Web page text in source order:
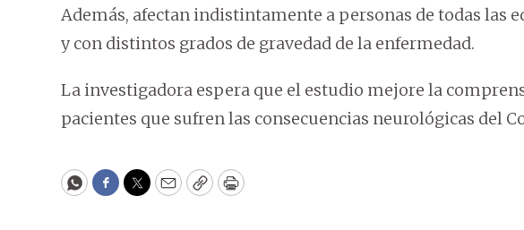
Además, afectan indistintamente a personas de todas las
y con distintos grados de gravedad de la enfermedad.
La investigadora espera que el estudio mejore la
pacientes que sufren las consecuencias neurológicas del
WhatsApp
Facebook
Twitter
EmailCopyPrint